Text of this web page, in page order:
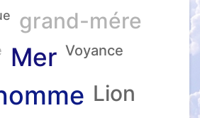
grand-mére
Mer Voyance
Lion